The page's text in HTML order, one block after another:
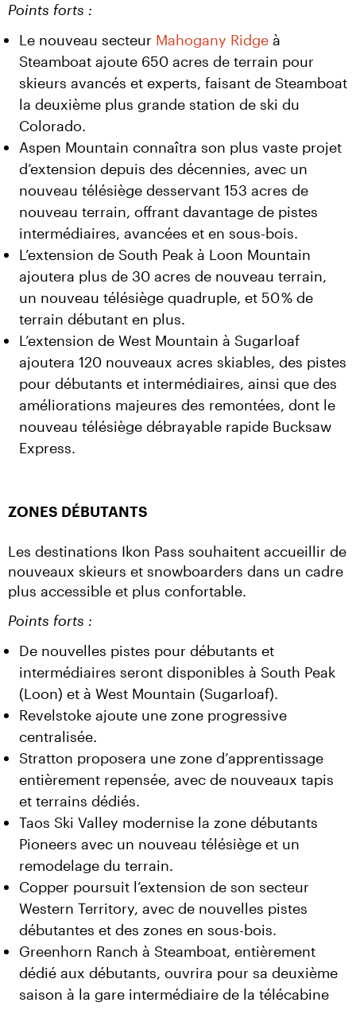
Points forts :
Le nouveau secteur Mahogany Ridge à
Steamboat ajoute 650 acres de terrain pour
skieurs avancés et experts, faisant de Steamboat
la deuxième plus grande station de ski du
Colorado.
Aspen Mountain connaîtra son plus vaste projet
d’extension depuis des décennies, avec un
nouveau télésiège desservant 153 acres de
nouveau terrain, offrant davantage de pistes
intermédiaires, avancées et en sous-bois.
L’extension de South Peak à Loon Mountain
ajoutera plus de 30 acres de nouveau terrain,
un nouveau télésiège quadruple, et 50 % de
terrain débutant en plus.
L’extension de West Mountain à Sugarloaf
ajoutera 120 nouveaux acres skiables, des pistes
pour débutants et intermédiaires, ainsi que des
améliorations majeures des remontées, dont le
nouveau télésiège débrayable rapide Bucksaw
Express.
ZONES DÉBUTANTS
Les destinations Ikon Pass souhaitent accueillir de
nouveaux skieurs et snowboarders dans un cadre
plus accessible et plus confortable.
Points forts :
De nouvelles pistes pour débutants et
intermédiaires seront disponibles à South Peak
(Loon) et à West Mountain (Sugarloaf).
Revelstoke ajoute une zone progressive
centralisée.
Stratton proposera une zone d’apprentissage
entièrement repensée, avec de nouveaux tapis
et terrains dédiés.
Taos Ski Valley modernise la zone débutants
Pioneers avec un nouveau télésiège et un
remodelage du terrain.
Copper poursuit l’extension de son secteur
Western Territory, avec de nouvelles pistes
débutantes et des zones en sous-bois.
Greenhorn Ranch à Steamboat, entièrement
dédié aux débutants, ouvrira pour sa deuxième
saison à la gare intermédiaire de la télécabine